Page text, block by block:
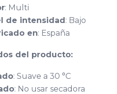
: Multi
de intensidad: Bajo
en: España
del producto:
: Suave a 30 °C
: No usar secadora